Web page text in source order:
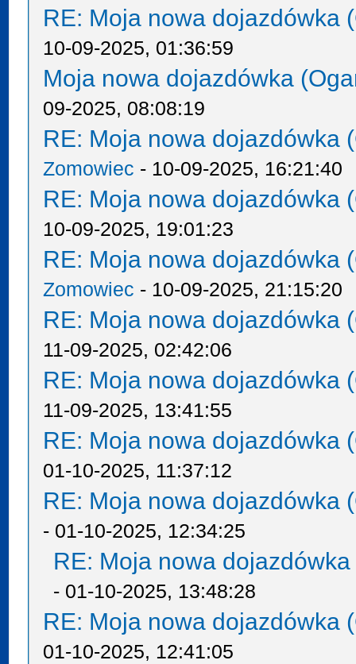
RE: Moja nowa dojazdówka
10-09-2025, 01:36:59
Moja nowa dojazdówka
09-2025, 08:08:19
RE: Moja nowa dojazdówka
Zomowiec - 10-09-2025, 16:21:40
RE: Moja nowa dojazdówka
10-09-2025, 19:01:23
RE: Moja nowa dojazdówka
Zomowiec - 10-09-2025, 21:15:20
RE: Moja nowa dojazdówka
11-09-2025, 02:42:06
RE: Moja nowa dojazdówka
11-09-2025, 13:41:55
RE: Moja nowa dojazdówka
01-10-2025, 11:37:12
RE: Moja nowa dojazdówka
- 01-10-2025, 12:34:25
RE: Moja nowa
- 01-10-2025, 13:48:28
RE: Moja nowa dojazdówka
01-10-2025, 12:41:05